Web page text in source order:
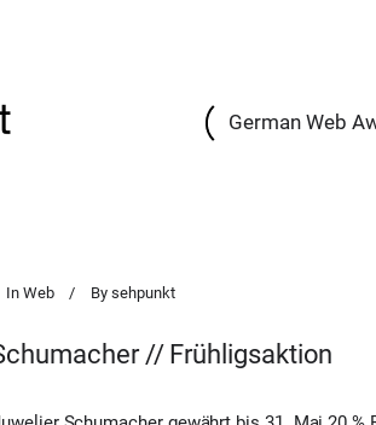
German Web
In Web By sehpunkt
// Frühligsaktion